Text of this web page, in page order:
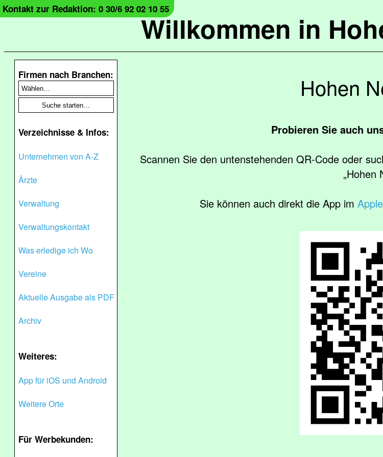
Willkommen in
Kontakt zur Redaktion: 0 30/6 92 02 10 55
Firmen nach Branchen:
Verzeichnisse & Infos:
Unternehmen von A-Z
Ärzte
Verwaltung
Verwaltungskontakt
Was erledige ich Wo
Vereine
Aktuelle Ausgabe als PDF
Archiv
Weiteres:
App für iOS und Android
Weitere Orte
Für Werbekunden:
Hohen
Probieren Sie auch
Scannen Sie den untenstehenden QR-Code oder
„Hohen
Sie können auch direkt die App im